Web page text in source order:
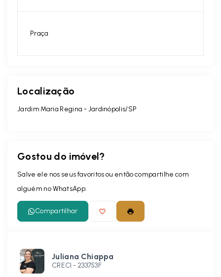
Praça
Localização
Jardim Maria Regina - Jardinópolis/SP
Gostou do imóvel?
Salve ele nos seus favoritos ou então compartilhe com
alguém no WhatsApp:
Compartilhar
Juliana Chiappa
CRECI - 233753F